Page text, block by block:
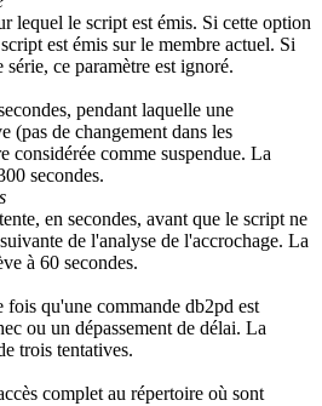
lequel le script est émis. Si cette option
est émis sur le membre actuel. Si
série, ce paramètre est ignoré.
pendant laquelle une
(pas de changement dans les
considérée comme suspendue. La
secondes.
en secondes, avant que le script ne
de l'analyse de l'accrochage. La
à 60 secondes.
fois qu'une commande db2pd est
ou un dépassement de délai. La
trois tentatives.
complet au répertoire où sont